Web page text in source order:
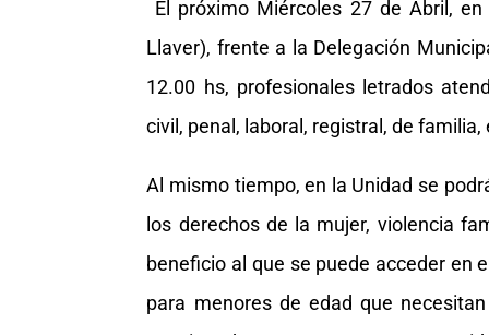
El próximo Miércoles 27 de Abril,
Llaver), frente a la Delegación
12.00 hs, profesionales letrados
civil, penal, laboral, registral, de familia,
Al mismo tiempo, en la Unidad se
los derechos de la mujer, violencia
beneficio al que se puede acceder en
para menores de edad que